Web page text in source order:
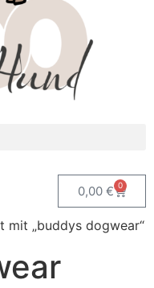
0,00 € 0
„buddys dogwear“